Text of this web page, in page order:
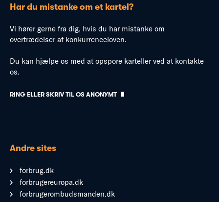
Har du mistanke om et kartel?
Vi hører gerne fra dig, hvis du har mistanke om
overtrædelser af konkurrenceloven.
Du kan hjælpe os med at opspore karteller ved at kontakte
os.
RING ELLER SKRIV TIL OS ANONYMT
Andre sites
forbrug.dk
forbrugereuropa.dk
forbrugerombudsmanden.dk